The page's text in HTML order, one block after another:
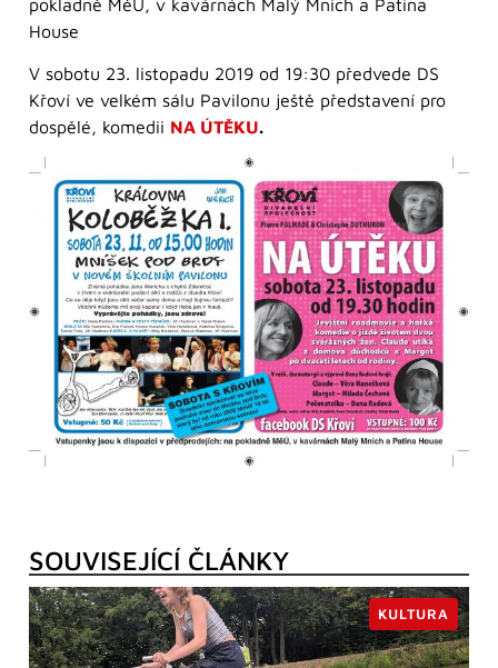
pokladně MěÚ, v kavárnách Malý Mnich a Patina
House
V sobotu 23. listopadu 2019 od 19:30 předvede DS
Křoví ve velkém sálu Pavilonu ještě představení pro
dospělé, komedii NA ÚTĚKU.
SOUVISEJÍCÍ ČLÁNKY
KULTURA